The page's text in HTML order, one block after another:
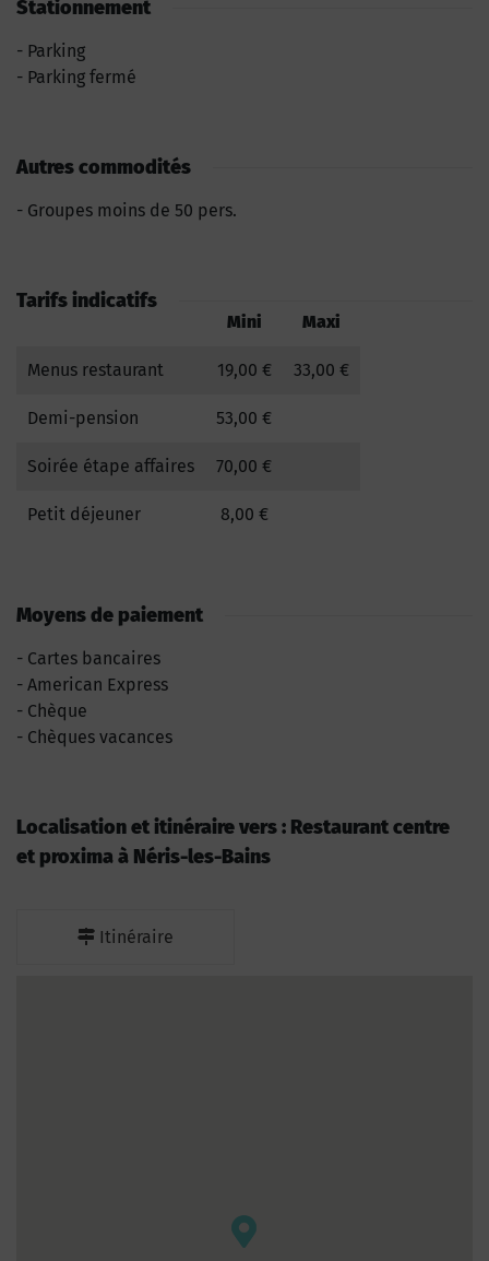
Stationnement
Parking
Parking fermé
Autres commodités
Groupes moins de 50 pers.
Tarifs indicatifs
Mini Maxi
Menus restaurant 19,00 € 33,00 €
Demi-pension 53,00 €
Soirée étape affaires 70,00 €
Petit déjeuner 8,00 €
Moyens de paiement
Cartes bancaires
American Express
Chèque
Chèques vacances
Localisation et itinéraire vers : Restaurant centre
et proxima à Néris-les-Bains
Itinéraire